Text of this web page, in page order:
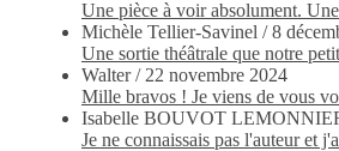
Une pièce à voir absolument.
Michèle Tellier-Savinel /8
Une sortie théâtrale que notre
Walter/ 22 novembre 2024
Mille bravos ! Je viens de vous
Isabelle BOUVOT
Je ne connaissais pas l'auteur et